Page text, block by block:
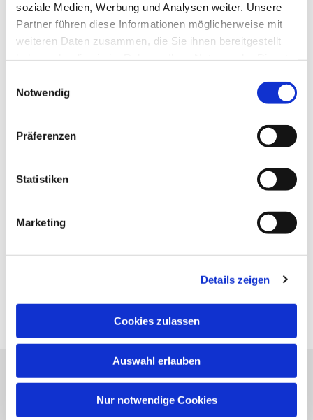
soziale Medien, Werbung und Analysen weiter. Unsere
Partner führen diese Informationen möglicherweise mit
weiteren Daten zusammen, die Sie ihnen bereitgestellt
Notwendig
Präferenzen
Statistiken
Marketing
Details zeigen
Cookies zulassen
Auswahl erlauben
Nur notwendige Cookies
Neureuter Hauptstraße 260